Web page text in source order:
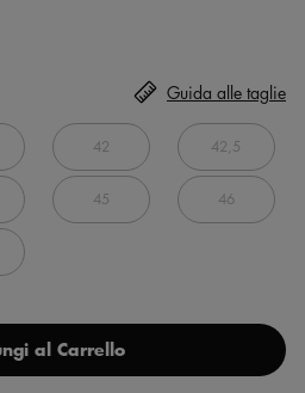
42 42,5
45 46
Guida alle taglie
al Carrello